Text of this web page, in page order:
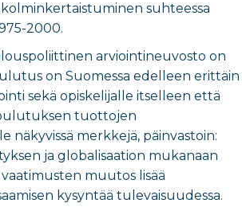
suhteessa
2000.
arviointineuvosto on
on Suomessa edelleen erittäin
sekä opiskelijalle itselleen että
tuottojen
näkyvissä merkkejä, päinvastoin:
ja globalisaation mukanaan
muutos lisää
kysyntää tulevaisuudessa.